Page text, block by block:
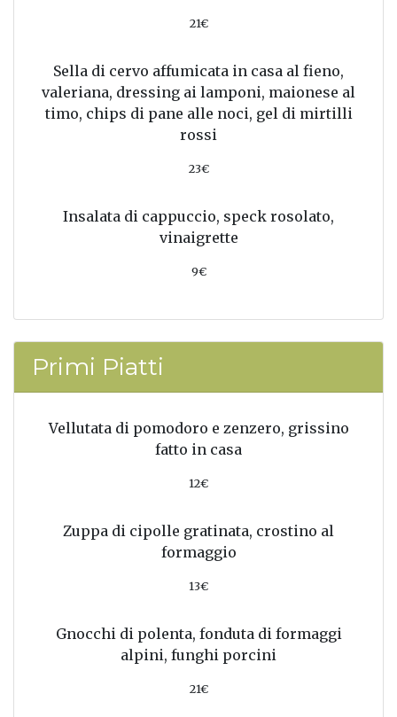
21€
Sella di cervo affumicata in casa al fieno,
valeriana, dressing ai lamponi, maionese al
timo, chips di pane alle noci, gel di mirtilli
rossi
23€
Insalata di cappuccio, speck rosolato,
vinaigrette
9€
Primi Piatti
Vellutata di pomodoro e zenzero, grissino
fatto in casa
12€
Zuppa di cipolle gratinata, crostino al
formaggio
13€
Gnocchi di polenta, fonduta di formaggi
alpini, funghi porcini
21€